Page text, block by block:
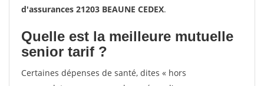
d'assurances 21203 BEAUNE CEDEX.
Quelle est la meilleure mutuelle
senior tarif ?
Certaines dépenses de santé, dites « hors